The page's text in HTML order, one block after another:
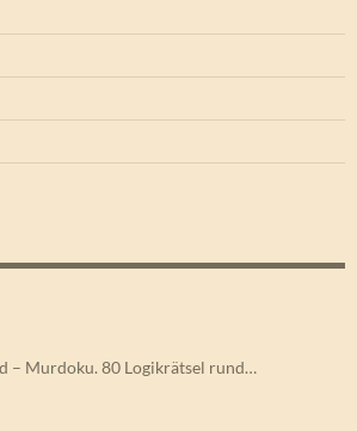
– Murdoku. 80 Logikrätsel rund…